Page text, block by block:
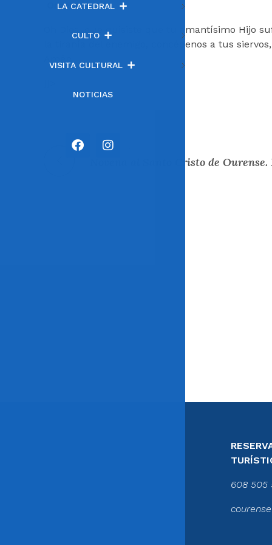
LA CATEDRAL
CULTO
VISITA CULTURAL
NOTICIAS
Oración
Oh Dios, que quisiste que tu amantísimo Hijo
la tiranía del enemigo, concédenos a tus
Entrada anterior
Novena al Santo Cristo de Ourense.
608 505